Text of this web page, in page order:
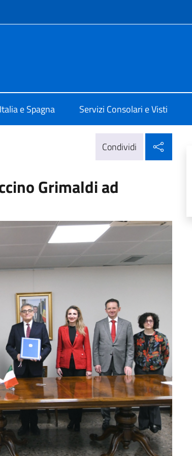
Italia e Spagna Servizi Consolari e Visti
Condividi
Grimaldi ad